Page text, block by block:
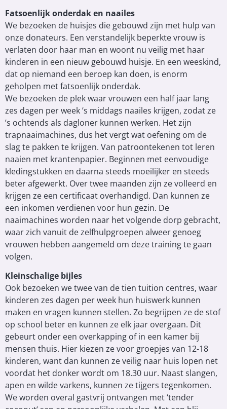
Fatsoenlijk onderdak en naailes
We bezoeken de huisjes die gebouwd zijn met hulp van
onze donateurs. Een verstandelijk beperkte vrouw is
verlaten door haar man en woont nu veilig met haar
kinderen in een nieuw gebouwd huisje. En een weeskind,
dat op niemand een beroep kan doen, is enorm
geholpen met fatsoenlijk onderdak.
We bezoeken de plek waar vrouwen een half jaar lang
zes dagen per week ’s middags naailes krijgen, zodat ze
’s ochtends als dagloner kunnen werken. Het zijn
trapnaaimachines, dus het vergt wat oefening om de
slag te pakken te krijgen. Van patroontekenen tot leren
naaien met krantenpapier. Beginnen met eenvoudige
kledingstukken en daarna steeds moeilijker en steeds
beter afgewerkt. Over twee maanden zijn ze volleerd en
krijgen ze een certificaat overhandigd. Dan kunnen ze
een inkomen verdienen voor hun gezin. De
naaimachines worden naar het volgende dorp gebracht,
waar zich vanuit de zelfhulpgroepen alweer genoeg
vrouwen hebben aangemeld om deze training te gaan
volgen.
Kleinschalige bijles
Ook bezoeken we twee van de tien tuition centres, waar
kinderen zes dagen per week hun huiswerk kunnen
maken en vragen kunnen stellen. Zo begrijpen ze de stof
op school beter en kunnen ze elk jaar overgaan. Dit
gebeurt onder een overkapping of in een kamer bij
mensen thuis. Hier kiezen ze voor groepjes van 12-18
kinderen, want dan kunnen ze veilig naar huis lopen net
voordat het donker wordt om 18.30 uur. Naast slangen,
apen en wilde varkens, kunnen ze tijgers tegenkomen.
We worden overal gastvrij ontvangen met ‘tender